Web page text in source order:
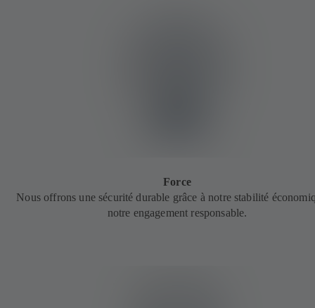
Force
Nous offrons une sécurité durable grâce à notre stabilité
notre engagement responsable.